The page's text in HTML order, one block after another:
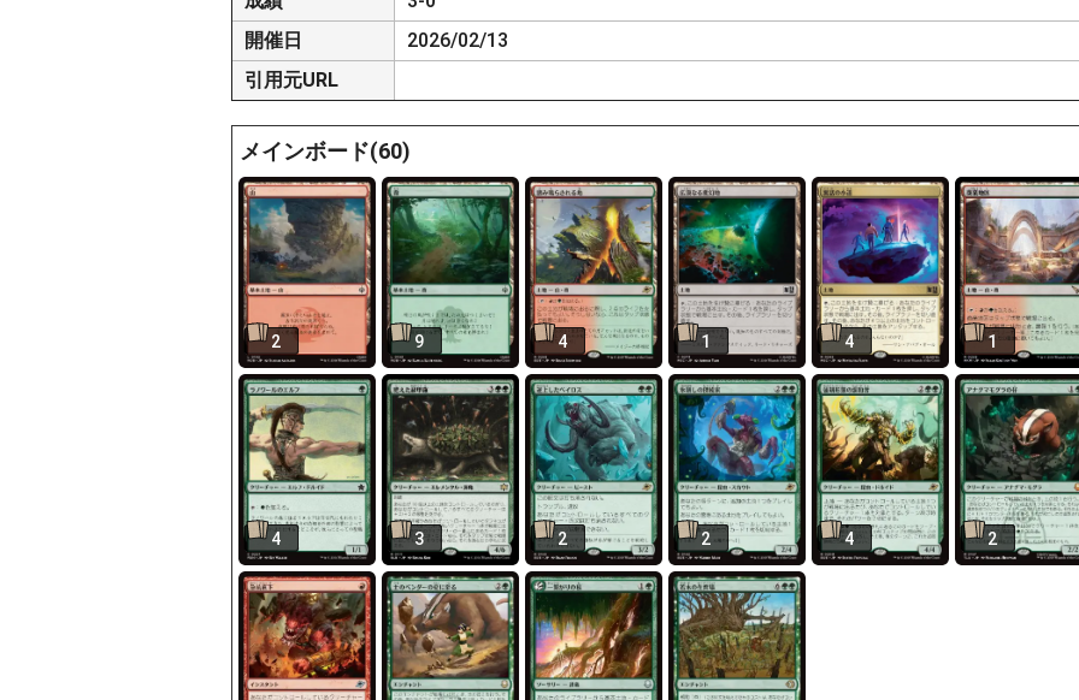
開催日
2026/02/13
引用元URL
メインボード(60)
2 9 4 1 4 1
4 3 2 2 4 2